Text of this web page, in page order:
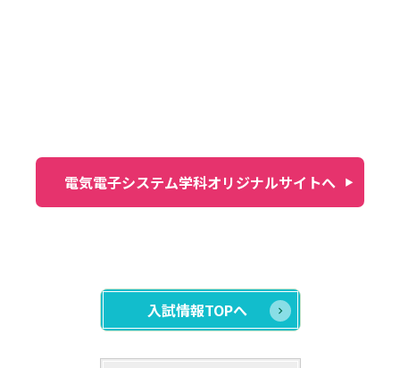
電気電子システム学科オリジナルサイトへ
入試情報TOPへ